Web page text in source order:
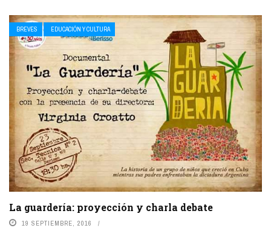
BREVES EDUCACIÓN Y CULTURA
La guardería: proyección y charla debate
19 SEPTIEMBRE, 2016